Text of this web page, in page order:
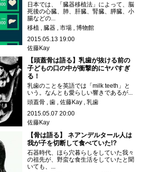
日本では、「臓器移植法」によって、脳
死後の心臓、肺、肝臓、腎臓、膵臓、小
腸などの...
移植
臓器 市場
博物館
2015.05.13 19:00
佐藤Kay
【頭蓋骨は語る】乳歯が抜ける前の
子どもの口の中が衝撃的にヤバすぎ
る！
乳歯のことを英語では「milk teeth」と
いう。なんとも愛らしい響きであるが...
頭蓋骨
歯 佐藤Kay
乳歯
2015.05.07 20:00
佐藤Kay
【骨は語る】 ネアンデルタール人は
我が子を切断して食べていた!?
石器時代、ほら穴暮らしをしていた我々
の祖先が、野蛮な食生活をしていたと聞
いても、...